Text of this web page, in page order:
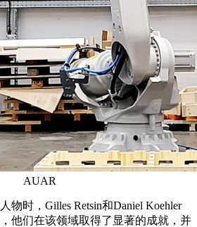
AUAR
物时，Gilles Retsin和Daniel Koehler
他们在该领域取得了显著的成就，并